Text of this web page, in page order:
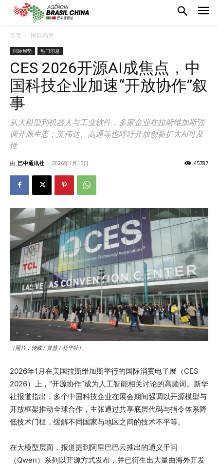
首页 国际局势
国际局势 热门消息
CES 2026开源AI成焦点，中
国科技企业加速“开放协作”叙
事
从大模型到机器人与工业软件，多家企业在拉斯维加斯强
调开源生态；英伟达、高通等也呼吁开放创新扩大AI可及
性
由 巴中通讯社 - 2026年1月15日 45787
（照片：转载 / 曾慧 / 新华社）
2026年1月在美国拉斯维加斯举行的国际消费电子展（CES
2026）上，“开源协作”成为人工智能相关讨论的高频词。新华
社报道指出，多个中国科技企业在展会期间强调以开源模型与
开放框架推动全球合作，主张通过共享底层代码与指令体系降
低技术门槛，缓解不同国家与地区之间的技术不平等。
在大模型层面，报道提到阿里巴巴云推出的通义千问
（Qwen）系列以开源方式发布，并已衍生出大量由海外开发